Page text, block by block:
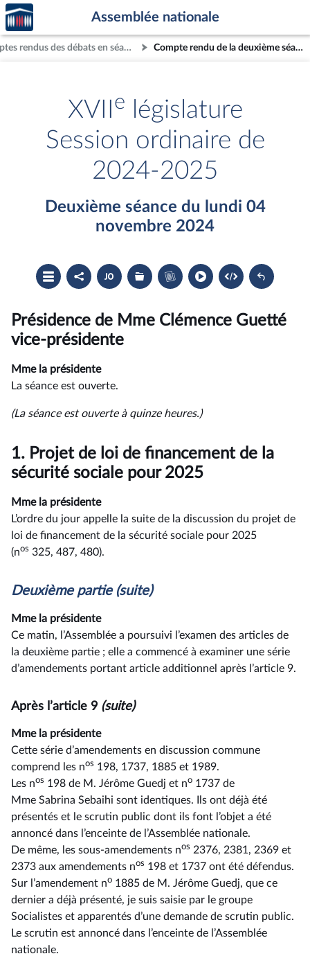
Aller au contenu
Aller en bas de la page
Accèder
à la
page
d'accueil
Assemblée nationale
Comptes rendus des débats en séance Compte rendu de la deuxième séance du lundi 04 novembre 2024
XVII e
législature
Session ordinaire de
2024-2025
Deuxième séance du lundi 04
novembre 2024
Ouvrir
le
sommaire
Partager
le
compte
Accéder
au
document
du
compte
rendu
Les
dossiers
législatifs
Accéder
au
cahier
Présidence de Mme Clémence Guetté
vice-présidente
Mme la présidente
La séance est ouverte.
(La séance est ouverte à quinze heures.)
1. Projet de loi de financement de la
sécurité sociale pour 2025
Mme la présidente
L’ordre du jour appelle la suite de la discussion du projet de
loi de financement de la sécurité sociale pour 2025
(nos 325, 487, 480).
Deuxième partie (suite)
Mme la présidente
Ce matin, l’Assemblée a poursuivi l’examen des articles de
la deuxième partie ; elle a commencé à examiner une série
d’amendements portant article additionnel après l’article 9.
Après l’article 9 (suite)
Mme la présidente
Cette série d’amendements en discussion commune
comprend les nos 198, 1737, 1885 et 1989.
Les nos 198 de M. Jérôme Guedj et no 1737 de
Mme Sabrina Sebaihi sont identiques. Ils ont déjà été
présentés et le scrutin public dont ils font l’objet a été
annoncé dans l’enceinte de l’Assemblée nationale.
De même, les sous-amendements nos 2376, 2381, 2369 et
2373 aux amendements nos 198 et 1737 ont été défendus.
Sur l’amendement no 1885 de M. Jérôme Guedj, que ce
dernier a déjà présenté, je suis saisie par le groupe
Socialistes et apparentés d’une demande de scrutin public.
Le scrutin est annoncé dans l’enceinte de l’Assemblée
nationale.